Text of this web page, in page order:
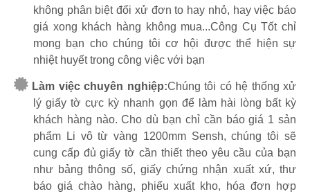
không phân biệt đối xử đơn to hay nhỏ, hay việc báo
giá xong khách hàng không mua...Công Cụ Tốt chỉ
mong bạn cho chúng tôi cơ hội được thể hiện sự
nhiệt huyết trong công việc với bạn
Làm việc chuyên nghiệp:Chúng tôi có hệ thống xử
lý giấy tờ cực kỳ nhanh gọn để làm hài lòng bất kỳ
khách hàng nào. Cho dù bạn chỉ cần báo giá 1 sản
phẩm Li vô từ vàng 1200mm Sensh, chúng tôi sẽ
cung cấp đủ giấy tờ cần thiết theo yêu cầu của bạn
như bảng thông số, giấy chứng nhận xuất xứ, thư
báo giá chào hàng, phiếu xuất kho, hóa đơn hợp